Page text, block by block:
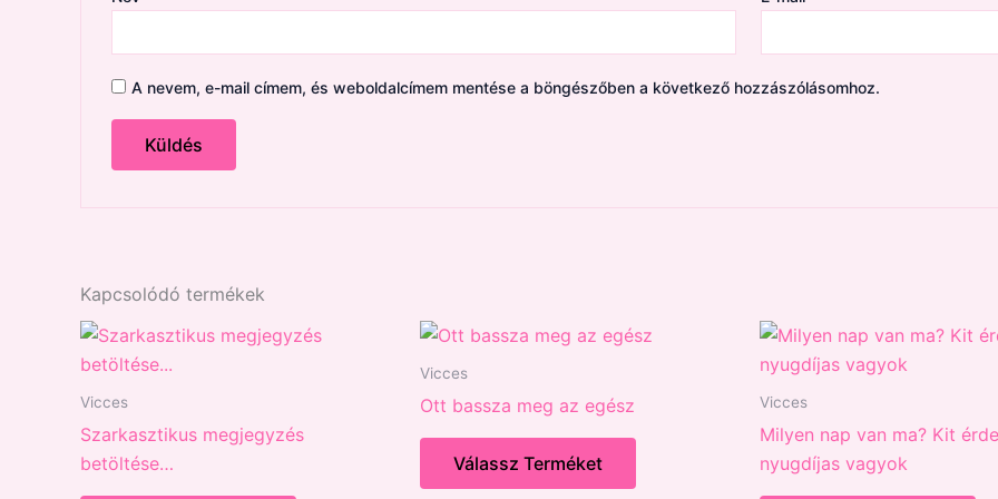
A nevem, e-mail címem, és weboldalcímem mentése a böngészőben a következő hozzászólásomhoz.
Kapcsolódó termékek
Vicces
Szarkasztikus megjegyzés
betöltése…
Vicces
Ott bassza meg az egész
Válassz Terméket
Vicces
Milyen nap van ma? Kit
nyugdíjas vagyok